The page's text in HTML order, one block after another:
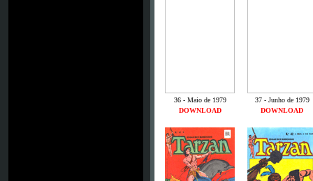
36 - Maio de 1979
37 - Junho de 1979
DOWNLOAD
DOWNLOAD